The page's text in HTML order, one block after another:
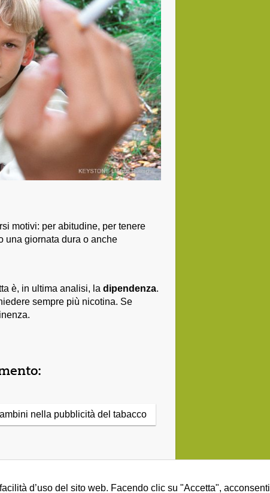
motivi: per abitudine, per tenere
una giornata dura o anche
è, in ultima analisi, la dipendenza.
sempre più nicotina. Se
nella pubblicità del tabacco
d’uso del sito web. Facendo clic su "Accetta", acconsenti